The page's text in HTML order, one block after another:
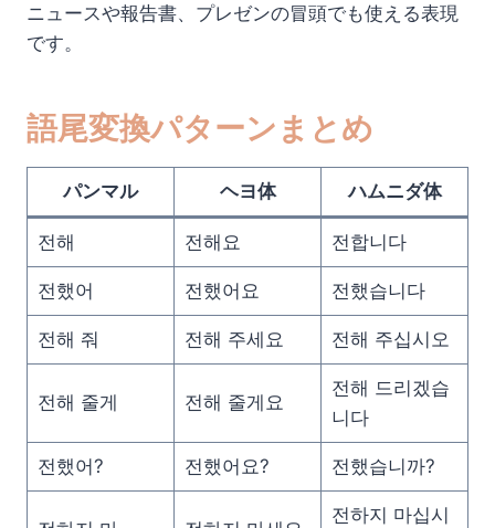
ニュースや報告書、プレゼンの冒頭でも使える表現
です。
語尾変換パターンまとめ
パンマル ヘヨ体 ハムニダ体
전해 전해요 전합니다
전했어 전했어요 전했습니다
전해 줘 전해 주세요 전해 주십시오
전해 줄게 전해 줄게요
전해 드리겠습
니다
전했어? 전했어요? 전했습니까?
전하지 마십시